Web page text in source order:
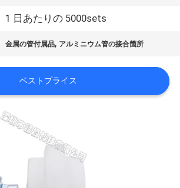
1 日あたりの 5000sets
金属の管付属品, アルミニウム管の接合箇所
ベストプライス